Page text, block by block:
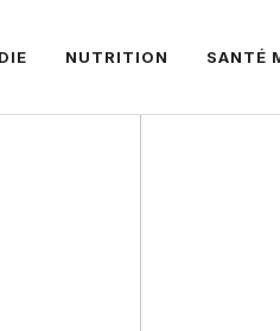
NUTRITION SANTÉ